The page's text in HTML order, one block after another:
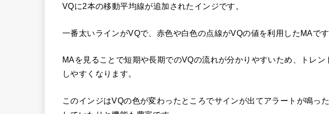
VQに2本の移動平均線が追加されたインジです。
一番太いラインがVQで、赤色や白色の点線がVQの値を利用したMAです
MAを見ることで短期や長期でのVQの流れが分かりやすいため、トレ
しやすくなります。
このインジはVQの色が変わったところでサインが出てアラートが鳴っ